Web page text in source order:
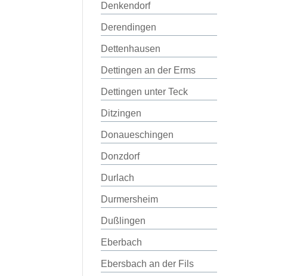
Denkendorf
Derendingen
Dettenhausen
Dettingen an der Erms
Dettingen unter Teck
Ditzingen
Donaueschingen
Donzdorf
Durlach
Durmersheim
Dußlingen
Eberbach
Ebersbach an der Fils